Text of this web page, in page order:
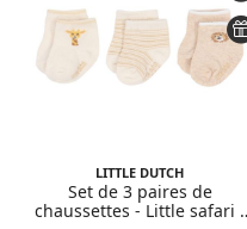
LITTLE DUTCH
Set de 3 paires de
chaussettes - Little safari -